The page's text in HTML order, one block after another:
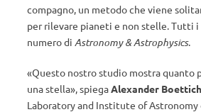
compagno, un metodo che viene
per rilevare pianeti e non stelle. Tutti
numero di Astronomy & Astrophysics.
«Questo nostro studio mostra quanto
una stella», spiega Alexander
Laboratory and Institute of Astronomy